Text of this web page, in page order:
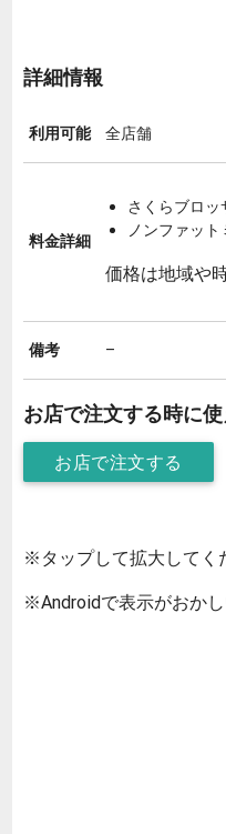
詳細情報
利用可能 全店舗
料金詳細
さくらブロ
ノンファッ
価格は地域や
備考 –
お店で注文する時に使
お店で注文する
※タップして拡大して
※Androidで表示がおか